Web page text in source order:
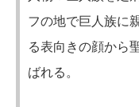
フの地で巨人族に
る表向きの顔から
ばれる。